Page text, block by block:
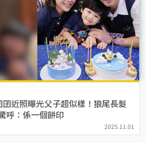
近照曝光父子超似樣！狼尾長髮
呼：係一個餅印
2025.11.01